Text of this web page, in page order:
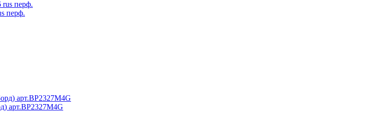
перф.
арт.BP2327M4G